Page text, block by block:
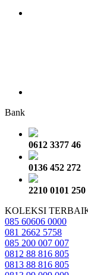
Bank
0612 3377 46
0136 452 272
2210 0101 250
KOLEKSI
085 60606 0000
081 2662 5758
085 200 007 007
0812 88 816 805
0813 88 816 805